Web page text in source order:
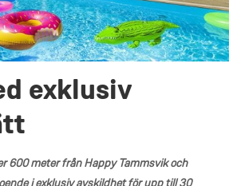
exklusiv
600 meter från Happy Tammsvik och